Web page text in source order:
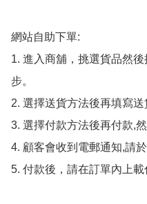
網站自助下單:
1. 進入商舖，挑選貨品然
步。
2. 選擇送貨方法後再填寫
3. 選擇付款方法後再付款,
4. 顧客會收到電郵通知,請
5. 付款後，請在訂單內上